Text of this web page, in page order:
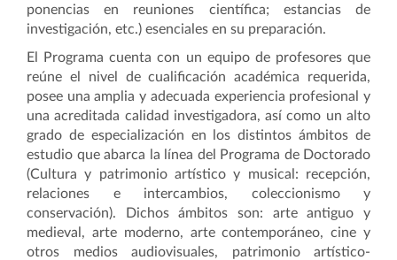
ponencias en reuniones científica; estancias de
investigación, etc.) esenciales en su preparación.
El Programa cuenta con un equipo de profesores que
reúne el nivel de cualificación académica requerida,
posee una amplia y adecuada experiencia profesional y
una acreditada calidad investigadora, así como un alto
grado de especialización en los distintos ámbitos de
estudio que abarca la línea del Programa de Doctorado
(Cultura y patrimonio artístico y musical: recepción,
relaciones e intercambios, coleccionismo y
conservación). Dichos ámbitos son: arte antiguo y
medieval, arte moderno, arte contemporáneo, cine y
otros medios audiovisuales, patrimonio artístico-